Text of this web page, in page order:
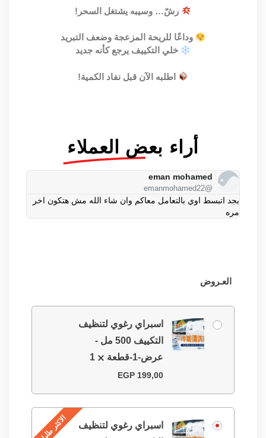
رشّ… وسيبه يشتغل السحر!
وداعًا للريحة المزعجة وضعف التبريد
خلي التكييف يرجع كأنه جديد
اطلبه الآن قبل نفاد الكمية!
أراء بعض العملاء
eman mohamed
@emanmohamed22
بجد اتبسط اوي بالتعامل معاكم وان شاء الله مش هتكون اخر
مره
العـروض
اسبراي رغوي لتنظيف
التكييف 500 مل -
عرض-1-قطعة
1
199,00
EGP
الاكثر طلبا
اسبراي رغوي لتنظيف